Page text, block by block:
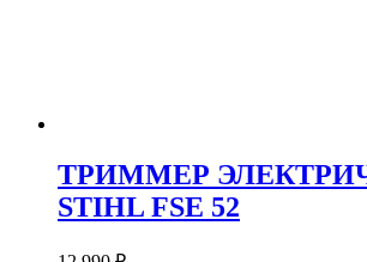
ТРИММЕР
STIHL FSE 52